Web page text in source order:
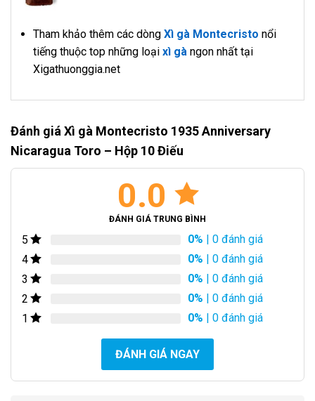
Tham khảo thêm các dòng Xì gà Montecristo nổi
tiếng thuộc top những loại xì gàngon nhất tại
Xigathuonggia.net
Đánh giá Xì gà Montecristo 1935 Anniversary
Nicaragua Toro – Hộp 10 Điếu
0.0
ĐÁNH GIÁ TRUNG BÌNH
5 0% | 0 đánh giá
4
0% | 0 đánh giá
3
0% | 0 đánh giá
2
0% | 0 đánh giá
1
0% | 0 đánh giá
ĐÁNH GIÁ NGAY